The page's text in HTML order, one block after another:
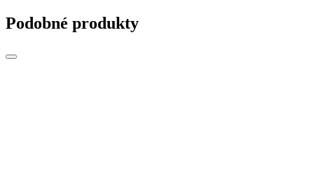
Podobné produkty